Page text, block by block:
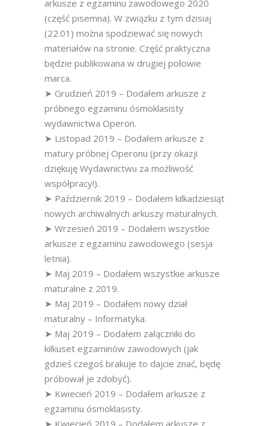
arkusze z egzaminu zawodowego 2020
(część pisemna). W związku z tym dzisiaj
(22.01) można spodziewać się nowych
materiałów na stronie. Część praktyczna
będzie publikowana w drugiej połowie
marca.
➤ Grudzień 2019 – Dodałem arkusze z
próbnego egzaminu ósmoklasisty
wydawnictwa Operon.
➤ Listopad 2019 – Dodałem arkusze z
matury próbnej Operonu (przy okazji
dziękuję Wydawnictwu za możliwość
współpracy!).
➤ Październik 2019 – Dodałem kilkadziesiąt
nowych archiwalnych arkuszy maturalnych.
➤ Wrzesień 2019 – Dodałem wszystkie
arkusze z egzaminu zawodowego (sesja
letnia).
➤ Maj 2019 – Dodałem wszystkie arkusze
maturalne z 2019.
➤ Maj 2019 – Dodałem nowy dział
maturalny – Informatyka.
➤ Maj 2019 – Dodałem załączniki do
kilkuset egzaminów zawodowych (jak
gdzieś czegoś brakuje to dajcie znać, będę
próbował je zdobyć).
➤ Kwiecień 2019 – Dodałem arkusze z
egzaminu ósmoklasisty.
➤ Kwiecień 2019 – Dodałem arkusze z